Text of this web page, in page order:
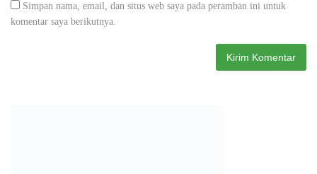
Simpan nama, email, dan situs web saya pada peramban ini untuk
komentar saya berikutnya.